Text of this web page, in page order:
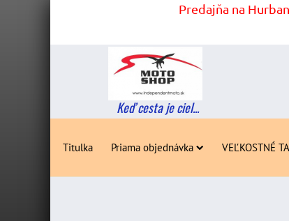
Predajňa na
Keď cesta je ciel...
Titulka Priama objednávka VEĽKOSTNÉ